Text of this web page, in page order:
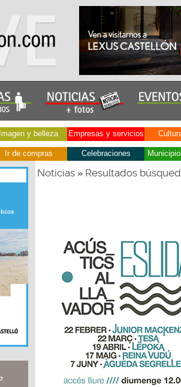
Imagen y belleza Empresas y servicios
Ir de compras Celebraciones
Noticias» Resultados